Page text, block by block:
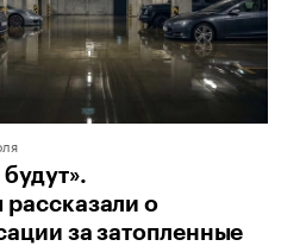
о
за затопленные